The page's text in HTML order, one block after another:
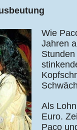
Wie
Jahren
Als
Euro.
Paco